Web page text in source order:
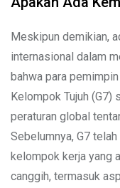
Meskipun demikian,
internasional dalam
bahwa para
Kelompok Tujuh (G7)
peraturan global
Sebelumnya, G7
kelompok kerja yang
canggih, termasuk